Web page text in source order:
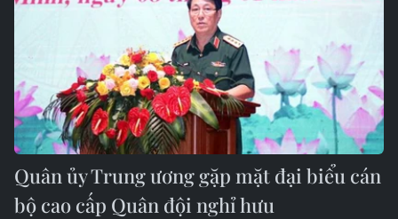
Quân ủy Trung ương gặp mặt đại biểu cán
bộ cao cấp Quân đội nghỉ hưu